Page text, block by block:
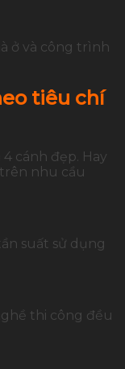
ở và công trình
tiêu chí
cánh đẹp. Hay
nhu cầu
suất sử dụng
thi công đều